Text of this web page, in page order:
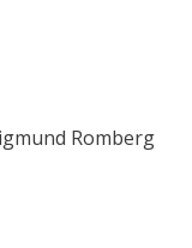
Romberg